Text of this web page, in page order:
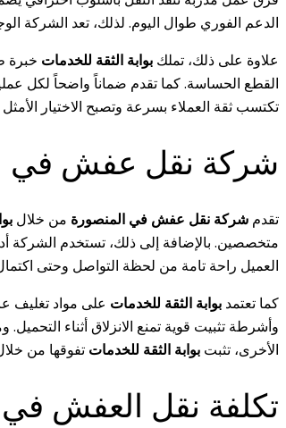
الدعم الفوري طوال اليوم. لذلك، تعد
علاوة على ذلك، تملك بوابة الثقة للخدمات خبرة
القطع الحساسة. كما تقدم ضماناً واضحاً لكل
تكتسب ثقة العملاء بسرعة وتصبح الاختيار
شركة نقل عفش في
تقدم شركة نقل عفش في المنصورة من خلال
متخصصين. بالإضافة إلى ذلك، تستخدم الشركة
العميل راحة تامة من لحظة التواصل وحتى
كما تعتمد بوابة الثقة للخدمات على مواد تغليف
وأشرطة تثبيت قوية تمنع الانزلاق أثناء
الأخرى، تثبت بوابة الثقة للخدمات تفوقها من
تكلفة نقل العفش في